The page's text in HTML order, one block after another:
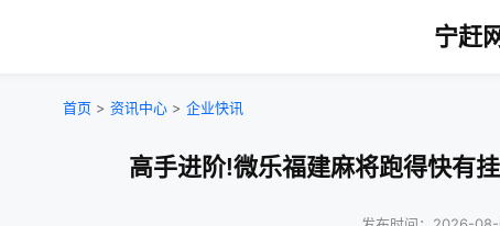
宁赶
首页 > 资讯中心 > 企业快讯
高手进阶!微乐福建麻将跑得快有